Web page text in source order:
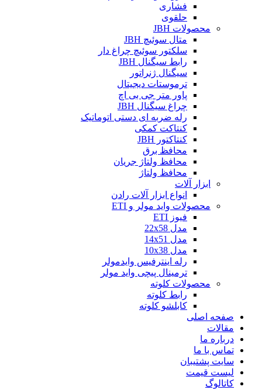
فشاری
حلقوی
محصولات JBH
متال سوئیچ JBH
سلکتور سوئیچ چراغ دار
رابط سیگنال JBH
سیگنال ژنراتور
ترموستات دیجیتال
پاور متر جی بی اچ
چراغ سیگنال JBH
رله ضربه ای دستی اتوماتیک
کنتاکت کمکی
کنتاکتور JBH
محافظ برق
محافظ ولتاژ جریان
محافظ ولتاژ
ابزار آلات
انواع ابزار آلات رادن
محصولات واید مولر و ETI
فیوز ETI
مدل 22x58
مدل 14x51
مدل 10x38
رله اینترفیس وایدمولر
ترمینال پیچی واید مولر
محصولات کلوته
رابط کلوته
کابلشو کلوته
صفحه اصلی
مقالات
درباره ما
تماس با ما
سایت پشتیبان
لیست قیمت
کاتالوگ